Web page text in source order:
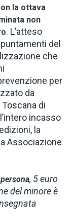
la ottava
non
. L’atteso
del
che
per
da
di
incasso
la
Associazione
, 5 euro
del minore è